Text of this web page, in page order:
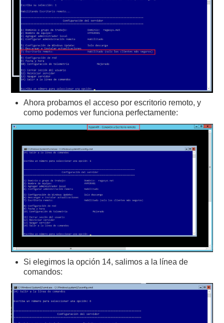
Ahora probamos el acceso por escritorio remoto, y
como podemos ver funciona perfectamente:
Si elegimos la opción 14, salimos a la línea de
comandos: